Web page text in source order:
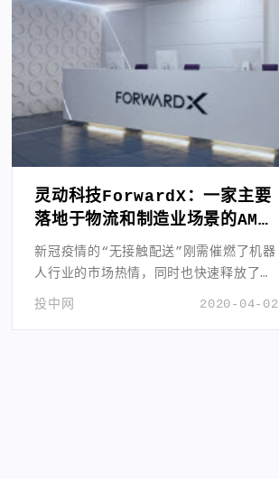
灵动科技ForwardX：一家主要
落地于物流和制造业场景的AMR
企业
新冠疫情的“无接触配送”刚需催燃了机器
人行业的市场热情，同时也快速释放了机
器人企业的服务价值。
2020-04-02
投中网